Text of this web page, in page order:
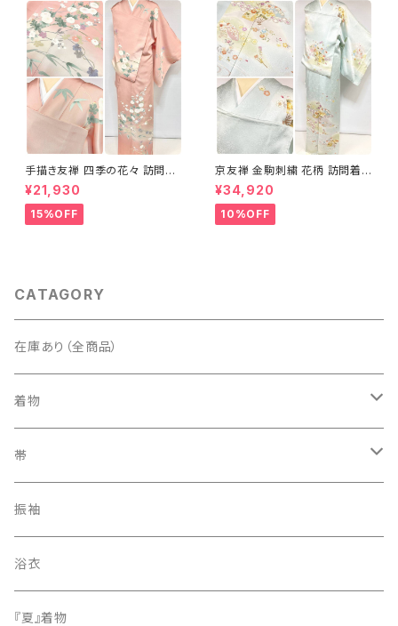
手描き友禅 四季の花々 訪問着
袷 正絹 サーモンピンク クリー
ム 白 桃花色 1434
¥21,930
15%OFF
京友禅 金駒刺繍 花柄 訪問着
正絹 水色 黄緑 パステルカラー
アイスグリーン 1433
¥34,920
10%OFF
CATAGORY
在庫あり（全商品）
着物
訪問着・付下げ
紬
色無地
小紋
帯
袋帯
名古屋帯
振袖
浴衣
『夏』着物